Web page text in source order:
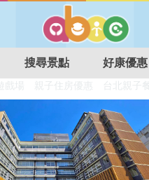
點
搜尋景點 好康優惠
民宿 觀光工廠 DIY摘果
子住房優惠 台北親子餐廳 溫泉